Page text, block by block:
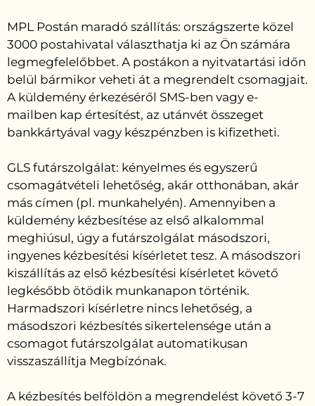
MPL Postán maradó szállítás: országszerte közel
3000 postahivatal választhatja ki az Ön számára
legmegfelelőbbet. A postákon a nyitvatartási időn
belül bármikor veheti át a megrendelt csomagjait.
A küldemény érkezéséről SMS-ben vagy e-
mailben kap értesítést, az utánvét összeget
bankkártyával vagy készpénzben is kifizetheti.
GLS futárszolgálat: kényelmes és egyszerű
csomagátvételi lehetőség, akár otthonában, akár
más címen (pl. munkahelyén). Amennyiben a
küldemény kézbesítése az első alkalommal
meghiúsul, úgy a futárszolgálat másodszori,
ingyenes kézbesítési kísérletet tesz. A másodszori
kiszállítás az első kézbesítési kísérletet követő
legkésőbb ötödik munkanapon történik.
Harmadszori kísérletre nincs lehetőség, a
másodszori kézbesítés sikertelensége után a
csomagot futárszolgálat automatikusan
visszaszállítja Megbízónak.
A kézbesítés belföldön a megrendelést követő 3-7